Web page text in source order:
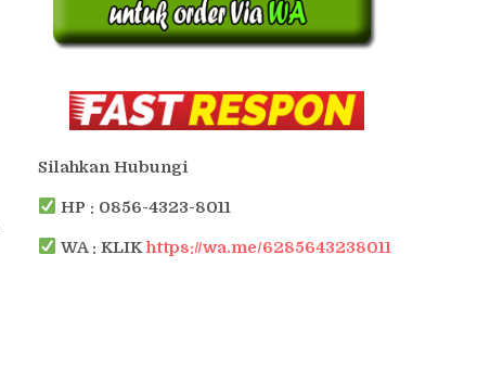
Silahkan Hubungi
HP : 0856-4323-8011
WA : KLIKhttps://wa.me/6285643238011